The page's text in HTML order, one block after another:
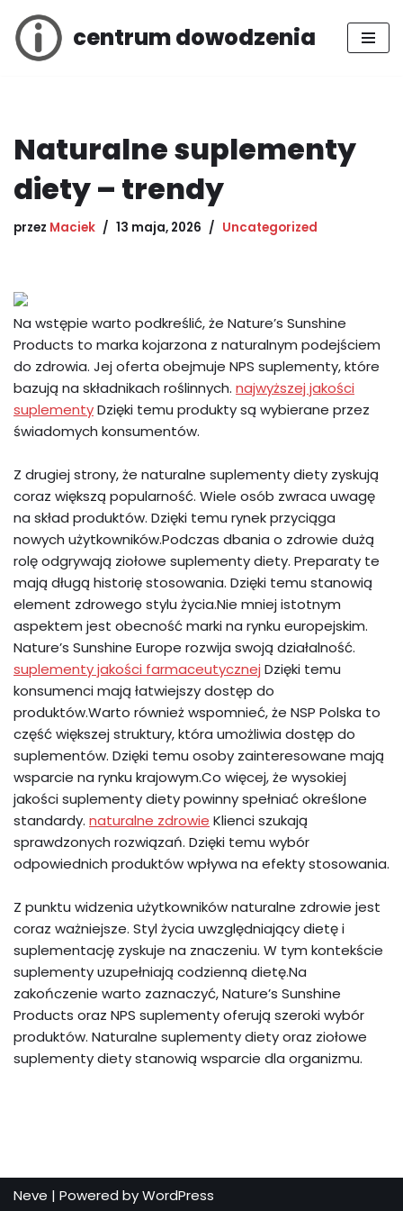
Przejdź
centrum dowodzenia
Naturalne suplementy
diety – trendy
przez Maciek 13 maja, 2026 Uncategorized
Na wstępie warto podkreślić, że Nature’s Sunshine
Products to marka kojarzona z naturalnym podejściem
do zdrowia. Jej oferta obejmuje NPS suplementy, które
bazują na składnikach roślinnych. najwyższej jakości
suplementyDzięki temu produkty są wybierane przez
świadomych konsumentów.
Z drugiej strony, że naturalne suplementy diety zyskują
coraz większą popularność. Wiele osób zwraca uwagę
na skład produktów. Dzięki temu rynek przyciąga
nowych użytkowników.Podczas dbania o zdrowie dużą
rolę odgrywają ziołowe suplementy diety. Preparaty te
mają długą historię stosowania. Dzięki temu stanowią
element zdrowego stylu życia.Nie mniej istotnym
aspektem jest obecność marki na rynku europejskim.
Nature’s Sunshine Europe rozwija swoją działalność.
suplementy jakości farmaceutycznej Dzięki temu
konsumenci mają łatwiejszy dostęp do
produktów.Warto również wspomnieć, że NSP Polska to
część większej struktury, która umożliwia dostęp do
suplementów. Dzięki temu osoby zainteresowane mają
wsparcie na rynku krajowym.Co więcej, że wysokiej
jakości suplementy diety powinny spełniać określone
standardy. naturalne zdrowie Klienci szukają
sprawdzonych rozwiązań. Dzięki temu wybór
odpowiednich produktów wpływa na efekty stosowania.
Z punktu widzenia użytkowników naturalne zdrowie jest
coraz ważniejsze. Styl życia uwzględniający dietę i
suplementację zyskuje na znaczeniu. W tym kontekście
suplementy uzupełniają codzienną dietę.Na
zakończenie warto zaznaczyć, Nature’s Sunshine
Products oraz NPS suplementy oferują szeroki wybór
produktów. Naturalne suplementy diety oraz ziołowe
suplementy diety stanowią wsparcie dla organizmu.
Neve | Powered byWordPress